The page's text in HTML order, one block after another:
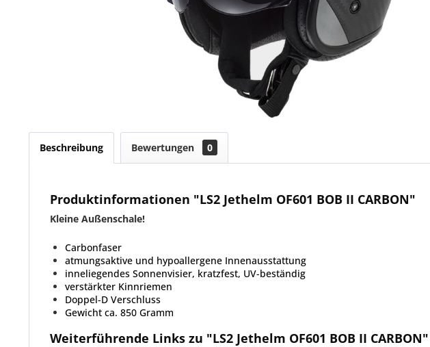
Beschreibung Bewertungen 0
Produktinformationen "LS2 Jethelm OF601 BOB II CARBON"
Kleine Außenschale!
Carbonfaser
atmungsaktive und hypoallergene Innenausstattung
inneliegendes Sonnenvisier, kratzfest, UV-beständig
verstärkter Kinnriemen
Doppel-D Verschluss
Gewicht ca. 850 Gramm
Weiterführende Links zu "LS2 Jethelm OF601 BOB II CARBON"